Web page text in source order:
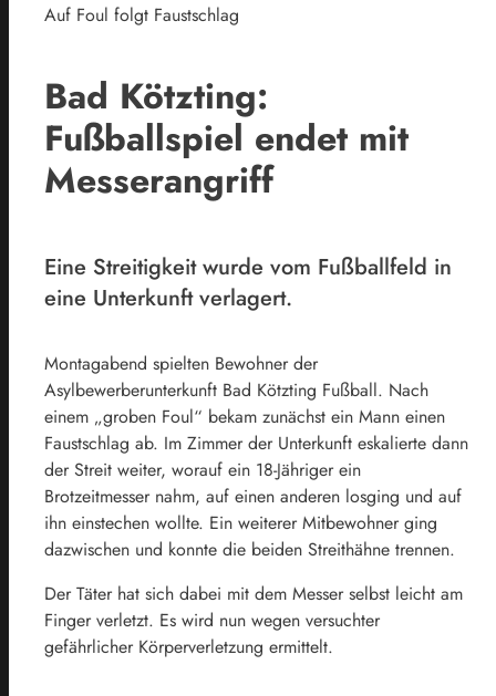
Auf Foul folgt Faustschlag
Bad Kötzting:
Fußballspiel endet mit
Messerangriff
Eine Streitigkeit wurde vom Fußballfeld in
eine Unterkunft verlagert.
Montagabend spielten Bewohner der
Asylbewerberunterkunft Bad Kötzting Fußball. Nach
einem „groben Foul“ bekam zunächst ein Mann einen
Faustschlag ab. Im Zimmer der Unterkunft eskalierte dann
der Streit weiter, worauf ein 18-Jähriger ein
Brotzeitmesser nahm, auf einen anderen losging und auf
ihn einstechen wollte. Ein weiterer Mitbewohner ging
dazwischen und konnte die beiden Streithähne trennen.
Der Täter hat sich dabei mit dem Messer selbst leicht am
Finger verletzt. Es wird nun wegen versuchter
gefährlicher Körperverletzung ermittelt.